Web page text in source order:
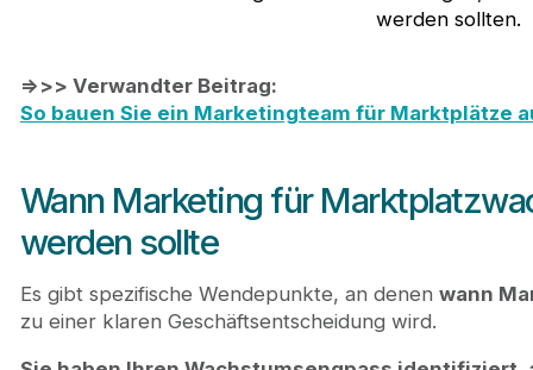
werden sollten.
=>>> Verwandter Beitrag:
So bauen Sie ein Marketingteam für Marktplätze
Wann Marketing für
werden sollte
Es gibt spezifische Wendepunkte, an denen wann
zu einer klaren Geschäftsentscheidung wird.